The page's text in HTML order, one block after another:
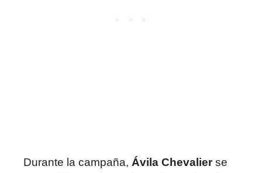
Durante la campaña, Ávila Chevalierse